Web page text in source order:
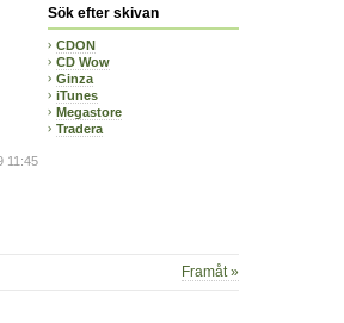
Sök efter skivan
CDON
CD Wow
Ginza
iTunes
Megastore
Tradera
11:45
Framåt »